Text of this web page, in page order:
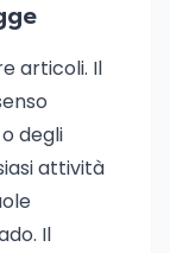
articoli. Il
degli
attività
Il